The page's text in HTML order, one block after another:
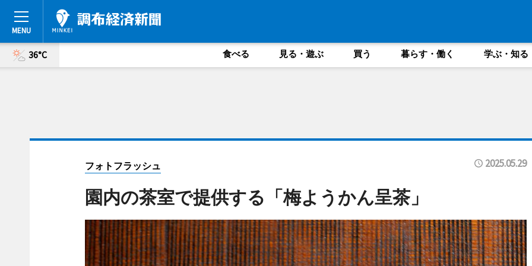
36°C 食べる 見る・遊ぶ 買う 暮らす・働く 学ぶ・知る
フォトフラッシュ 2025.05.29
園内の茶室で提供する「梅ようかん呈茶」